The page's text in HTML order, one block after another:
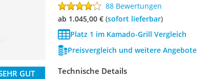
88 Bewertungen
ab 1.045,00 €( Sofort lieferbar)
Platz 1 im Kamado-Grill Vergleich
Preisvergleich und weitere Angebote
GUT
Technische Details